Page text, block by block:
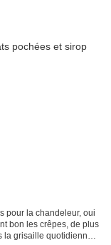
pour la chandeleur, oui
bon les crêpes, de plus
grisaille quotidienne !!